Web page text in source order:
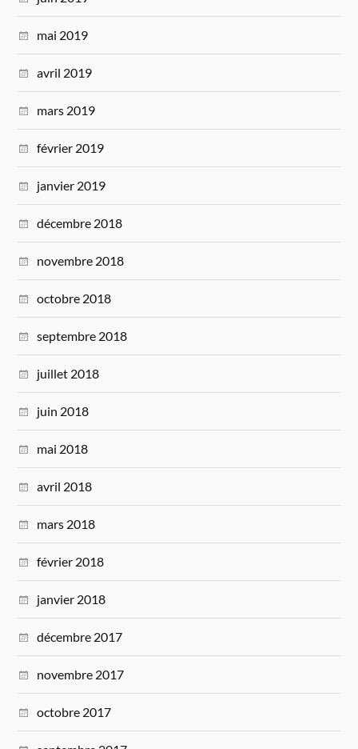
mai 2019
avril 2019
mars 2019
février 2019
janvier 2019
décembre 2018
novembre 2018
octobre 2018
septembre 2018
juillet 2018
juin 2018
mai 2018
avril 2018
mars 2018
février 2018
janvier 2018
décembre 2017
novembre 2017
octobre 2017